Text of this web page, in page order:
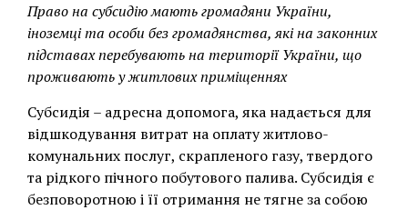
Право на субсидію мають громадяни України,
іноземці та особи без громадянства, які на законних
підставах перебувають на території України, що
проживають у житлових приміщеннях
Субсидія – адресна допомога, яка надається для
відшкодування витрат на оплату житлово-
комунальних послуг, скрапленого газу, твердого
та рідкого пічного побутового палива. Субсидія є
безповоротною і її отримання не тягне за собою